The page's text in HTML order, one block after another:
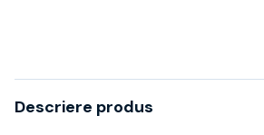
Descriere produs